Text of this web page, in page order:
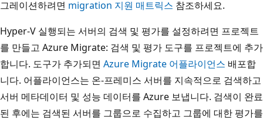
그레이션하려면 migration 지원 매트릭스 참조하세요.
Hyper-V 실행되는 서버의 검색 및 평가를 설정하려면 프로젝트
를 만들고 Azure Migrate: 검색 및 평가 도구를 프로젝트에 추가
합니다. 도구가 추가되면 Azure Migrate 어플라이언스 배포합
니다. 어플라이언스는 온-프레미스 서버를 지속적으로 검색하고
서버 메타데이터 및 성능 데이터를 Azure 보냅니다. 검색이 완료
된 후에는 검색된 서버를 그룹으로 수집하고 그룹에 대한 평가를